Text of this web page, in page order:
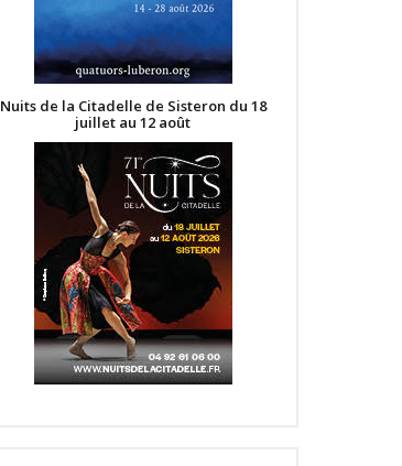
Nuits de la Citadelle de Sisteron du 18
juillet au 12 août